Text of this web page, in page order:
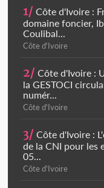
1/ Côte d'Ivoire :
domaine foncier,
Coulibal...
Côte d'Ivoire
2/ Côte d'Ivoire :
la GESTOCI
numér...
Côte d'Ivoire
3/ Côte d'Ivoire :
de la CNI pour les
05...
Côte d'Ivoire